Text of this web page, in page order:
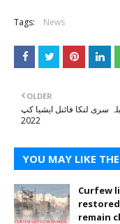
Tags: News
OLDER
سری لنکا فائنل ایشیا کپ
2022
YOU MAY LIKE
Curfew
remain